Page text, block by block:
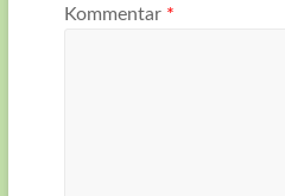
Kommentar *